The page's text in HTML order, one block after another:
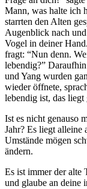
Mann, was halte ich
starrten den Alten
Augenblick nach
Vogel in deiner
fragt: “Nun denn.
lebendig?”
und Yang wurden
wieder öffnete,
lebendig ist, das
Ist es nicht genauso
Jahr? Es liegt alleine
Umstände mögen
ändern.
Es ist immer der alte
und glaube an deine